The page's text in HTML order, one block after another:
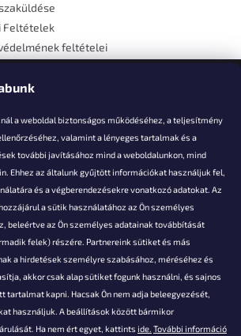
a weboldal biztonságos működéséhez, a teljesítmény
valamint a lényeges tartalmak és a
további javításához mind a weboldalunkon, mind
Ehhez az általunk gyűjtött információkat használjuk fel,
és a végberendezésekre vonatkozó adatokat. Az
a sütik használatához az Ön személyes
beleértve az Ön személyes adatainak továbbítását
felek) részére. Partnereink sütiket és más
a hirdetések személyre szabásához, méréséhez és
akkor csak alap sütiket fogunk használni, és sajnos
tartalmat kapni. Hacsak Ön nem adja beleegyezését,
használjuk. A beállítások között bármikor
Ha nem ért egyet, kattints ide. További információ
Feltételek
feltételei